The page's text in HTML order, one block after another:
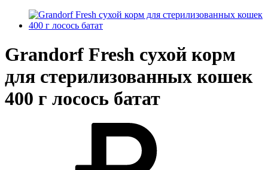
Grandorf Fresh сухой корм
для стерилизованных кошек
400 г лосось батат